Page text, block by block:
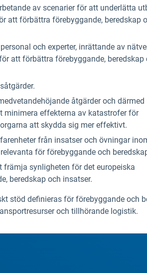
av scenarier för att underlätta
att förbättra förebyggande, beredskap
och experter, inrättande av
att förbättra förebyggande, beredskap
åtgärder och därmed
minimera effekterna av katastrofer för
att skydda sig mer effektivt.
från insatser och övningar
för förebyggande och
synligheten för det europeiska
beredskap och insatser.
stöd definieras för förebyggande och
och tillhörande logistik.